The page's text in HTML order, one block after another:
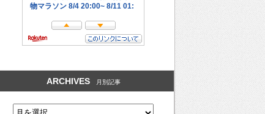
ARCHIVES 月別記事